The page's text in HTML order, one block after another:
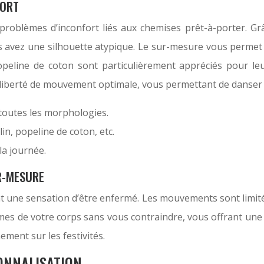
d’inconfort liés aux chemises prêt-à-porter.
une silhouette atypique. Le sur-mesure vous
de coton sont particulièrement appréciés pour
de mouvement optimale, vous permettant de danser
les morphologies.
popeline de coton, etc.
journée.
une sensation d’être enfermé. Les mouvements sont
de votre corps sans vous contraindre, vous offrant
sur les festivités.